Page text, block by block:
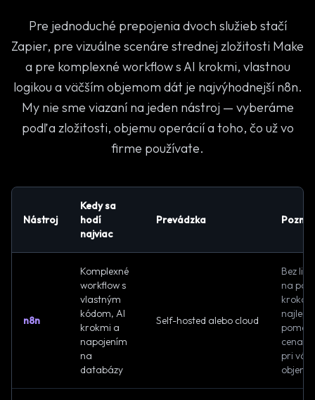
Pre jednoduché prepojenia dvoch služieb stačí
Zapier, pre vizuálne scenáre strednej zložitosti Make
a pre komplexné workflow s AI krokmi, vlastnou
logikou a väčším objemom dát je najvýhodnejší n8n.
My nie sme viazaní na jeden nástroj — vyberáme
podľa zložitosti, objemu operácií a toho, čo už vo
firme používate.
Nástroj
Kedy sa
hodí
najviac
Prevádzka
n8n
Komplexné
workflow s
vlastným
kódom, AI
krokmi a
napojením
na
databázy
Self-hosted alebo cloud
Bez
na
krokov,
najlepší
pomer
cena/
pri
objeme